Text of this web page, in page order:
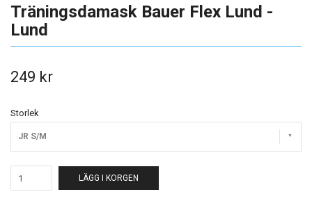
Träningsdamask Bauer Flex Lund -
Lund
249 kr
Storlek
JR S/M
LÄGG I KORGEN